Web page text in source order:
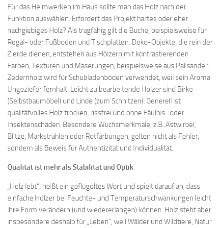
Für das Heimwerken im Haus sollte man das Holz nach der
Funktion auswählen. Erfordert das Projekt hartes oder eher
nachgiebiges Holz? Als tragfähig gilt die Buche, beispielsweise für
Regal- oder Fußböden und Tischplatten. Deko-Objekte, die rein der
Zierde dienen, entstehen aus Hölzern mit kontrastierenden
Farben, Texturen und Maserungen, beispielsweise aus Palisander.
Zedernholz wird für Schubladenböden verwendet, weil sein Aroma
Ungeziefer fernhält. Leicht zu bearbeitende Hölzer sind Birke
(Selbstbaumöbel) und Linde (zum Schnitzen). Generell ist
qualitätvolles Holz trocken, rissfrei und ohne Fäulnis- oder
Insektenschäden. Besondere Wuchsmerkmale, z.B. Astwirbel,
Blitze, Markstrahlen oder Rotfärbungen, gelten nicht als Fehler,
sondern als Beweis für Authentizität und Individualität.
Qualität ist mehr als Stabilität und Optik
„Holz lebt“, heißt ein geflügeltes Wort und spielt darauf an, dass
einfache Hölzer bei Feuchte- und Temperaturschwankungen leicht
ihre Form verändern (und wiedererlangen) können. Holz steht aber
insbesondere deshalb für „Leben“, weil Wälder und Wildtiere, Natur